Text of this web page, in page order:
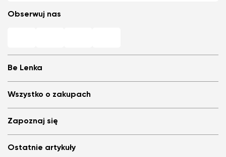
Be Lenka
Store Locator
My i nasz zespół
Be Lenka w mediach
Cookies
Polityka prywatności
Wszystko o zakupach
Logowanie
Poleć i dostań zniżke
Ogólne Warunki Sprzedaży
Zapoznaj się
Be Lenka Kids
Ostatnie artykuły
Obserwuj nas